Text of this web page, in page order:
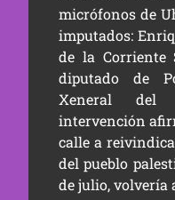
micrófonos de
imputados:
de la Corriente
diputado de
Xeneral del
intervención
calle a
del pueblo
de julio, volvería